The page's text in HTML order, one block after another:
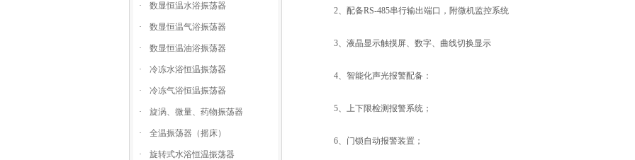
· 数显恒温水浴振荡器
· 数显恒温气浴振荡器
· 数显恒温油浴振荡器
· 冷冻水浴恒温振荡器
· 冷冻气浴恒温振荡器
· 旋涡、微量、药物振荡器
· 全温振荡器（摇床）
· 旋转式水浴恒温振荡器
2、配备RS-485串行输出端口，附微机监控系统
3、液晶显示触摸屏、数字、曲线切换显示
4、智能化声光报警配备：
5、上下限检测报警系统；
6、门锁自动报警装置；